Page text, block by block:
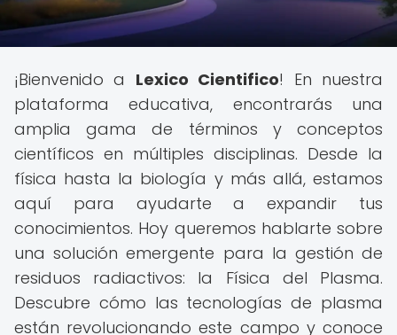
¡Bienvenido a Lexico Cientifico! En nuestra
plataforma educativa, encontrarás una
amplia gama de términos y conceptos
científicos en múltiples disciplinas. Desde la
física hasta la biología y más allá, estamos
aquí para ayudarte a expandir tus
conocimientos. Hoy queremos hablarte sobre
una solución emergente para la gestión de
residuos radiactivos: la Física del Plasma.
Descubre cómo las tecnologías de plasma
están revolucionando este campo y conoce